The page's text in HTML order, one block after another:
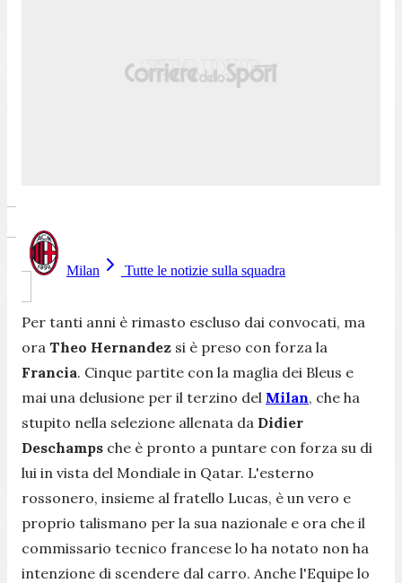
Milan Tutte le notizie sulla squadra
Per tanti anni è rimasto escluso dai convocati, ma
ora Theo Hernandez si è preso con forza la
Francia. Cinque partite con la maglia dei Bleus e
mai una delusione per il terzino del Milan, che ha
stupito nella selezione allenata da Didier
Deschamps che è pronto a puntare con forza su di
lui in vista del Mondiale in Qatar. L'esterno
rossonero, insieme al fratello Lucas, è un vero e
proprio talismano per la sua nazionale e ora che il
commissario tecnico francese lo ha notato non ha
intenzione di scendere dal carro. Anche l'Equipe lo